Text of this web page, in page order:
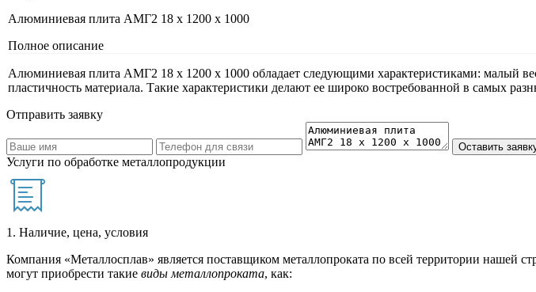
Алюминиевая плита АМГ2 18 х 1200 х 1000
Полное описание
Алюминиевая плита АМГ2 18 х 1200 х 1000 обладает следующими характеристиками: малый
пластичность материала. Такие характеристики делают ее широко востребованной в самых
Отправить заявку
Услуги по обработке металлопродукции
1. Наличие, цена, условия
Компания «Металлосплав» является поставщиком металлопроката по всей территории
могут приобрести такие виды металлопроката, как: